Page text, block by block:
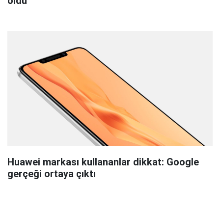
Huawei markası kullananlar dikkat: Google
gerçeği ortaya çıktı